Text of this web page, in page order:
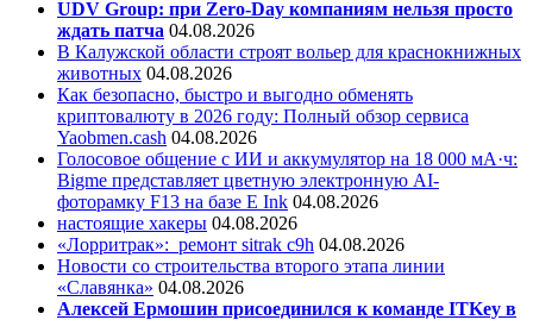
UDV Group: при Zero-Day компаниям нельзя просто
ждать патча 04.08.2026
В Калужской области строят вольер для краснокнижных
животных 04.08.2026
Как безопасно, быстро и выгодно обменять
криптовалюту в 2026 году: Полный обзор сервиса
Yaobmen.cash 04.08.2026
Голосовое общение с ИИ и аккумулятор на 18 000 мА·ч:
Bigme представляет цветную электронную AI-
фоторамку F13 на базе E Ink 04.08.2026
настоящие хакеры 04.08.2026
«Лорритрак»: ремонт sitrak c9h 04.08.2026
Новости со строительства второго этапа линии
«Славянка» 04.08.2026
Алексей Ермошин присоединился к команде ITKey в